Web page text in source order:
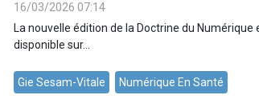
16/03/2026 07:14
La nouvelle édition de la Doctrine du
disponible sur...
Gie Sesam-Vitale Numérique En Santé